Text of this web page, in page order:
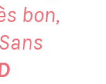
bon,